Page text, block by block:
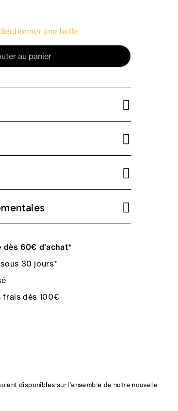
une taille
au panier
60€ d'achat*
30 jours*
frais dès 100€
disponibles sur l'ensemble de notre nouvelle